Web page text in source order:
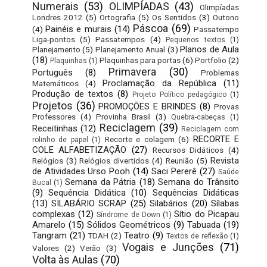
Numerais (53) OLIMPÍADAS (43)
Olimpíadas
Londres 2012 (5) Ortografia (5) Os Sentidos (3) Outono
(4) Painéis e murais (14) Páscoa (69) Passatempo
Liga-pontos (5) Passatempos (4) Pequenos textos (1)
Planejamento (5) Planejamento Anual (3) Planos de Aula
(18) Plaquinhas (1) Plaquinhas para portas(6) Portfolio (2)
Português (8) Primavera (30)
Problemas
Matemáticos
(4) Proclamação da República
(11)
Produção de textos (8) Projeto Político pedagógico (1)
Projetos (36) PROMOÇÕES E BRINDES (8) Provas
Professores (4) Provinha Brasil (3) Quebra-cabeças (1)
Receitinhas (12) Reciclagem (39) Reciclagem com
rolinho de papel
(1) Recorte e colagem (6) RECORTE E
COLE ALFABETIZAÇÃO (27) Recursos Didáticos (4)
Relógios (3) Relógios divertidos (4) Reunião (5) Revista
de Atividades Urso Pooh (14) Saci Pererê (27) Saúde
Bucal
(1) Semana da Pátria (18) Semana do Trânsito
(9) Sequência Didática (10)
Sequências Didáticas
(13) SILABÁRIO SCRAP (25) Silabários (20) Sílabas
complexas (12) Síndrome de Down (1) Sítio do Picapau
Amarelo (15) Sólidos Geométricos (9) Tabuada (19)
Tangram (21) TDAH (2) Teatro (9) Textos de reflexão (1)
Valores (2) Verão (3) Vogais e Junções (71)
Volta às Aulas (70)